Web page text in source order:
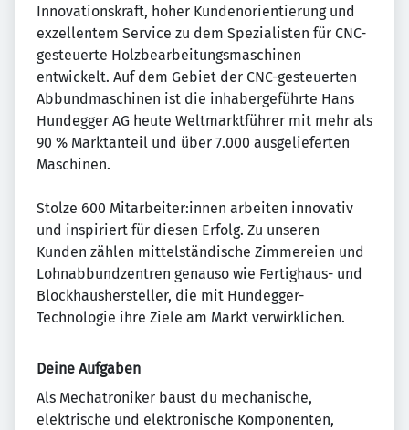
Innovationskraft, hoher Kundenorientierung und
exzellentem Service zu dem Spezialisten für CNC-
gesteuerte Holzbearbeitungsmaschinen
entwickelt. Auf dem Gebiet der CNC-gesteuerten
Abbundmaschinen ist die inhabergeführte Hans
Hundegger AG heute Weltmarktführer mit mehr als
90 % Marktanteil und über 7.000 ausgelieferten
Maschinen.
Stolze 600 Mitarbeiter:innen arbeiten innovativ
und inspiriert für diesen Erfolg. Zu unseren
Kunden zählen mittelständische Zimmereien und
Lohnabbundzentren genauso wie Fertighaus- und
Blockhaushersteller, die mit Hundegger-
Technologie ihre Ziele am Markt verwirklichen.
Deine Aufgaben
Als Mechatroniker baust du mechanische,
elektrische und elektronische Komponenten,